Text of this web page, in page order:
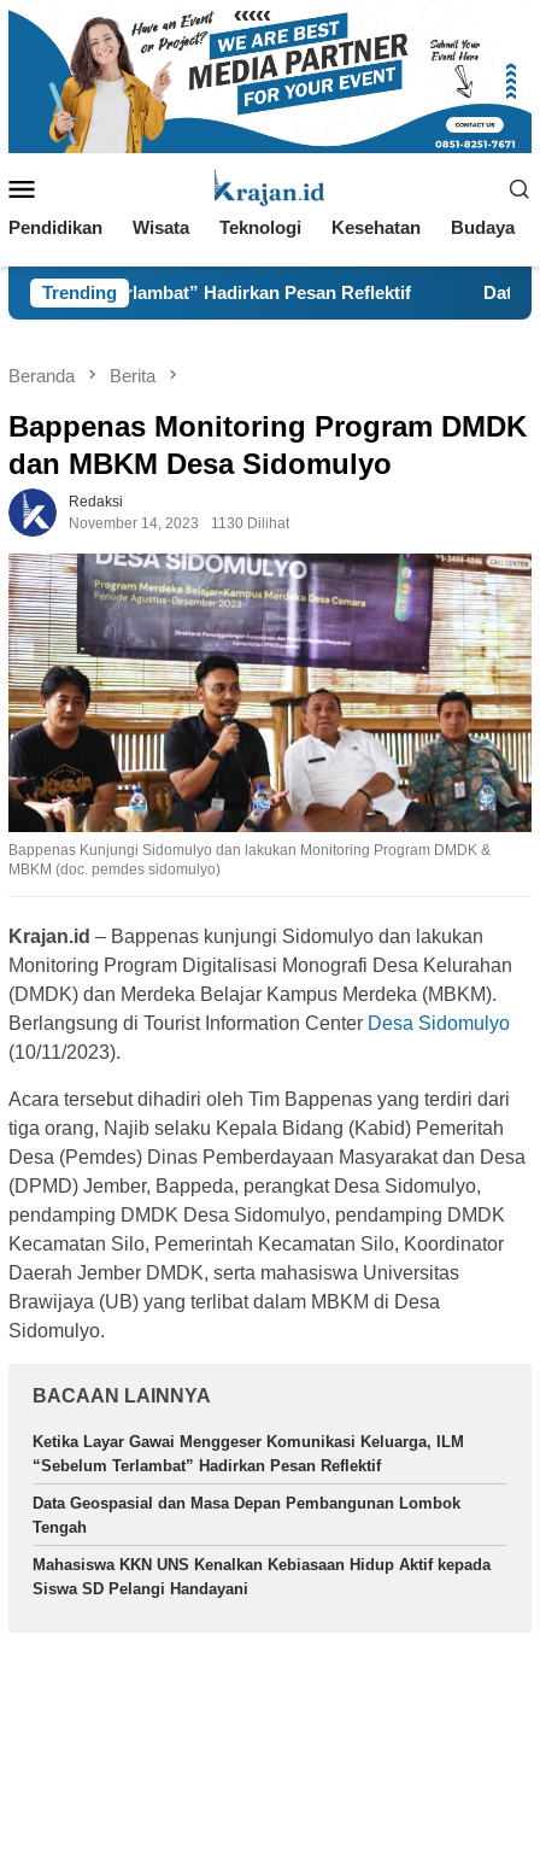
Loncat
Mobile
Pendidikan Wisata Teknologi Kesehatan Budaya
Trending
Hadirkan Pesan Reflektif Data Geospasial dan
Beranda Berita
Bappenas Monitoring Program DMDK
dan MBKM Desa Sidomulyo
Redaksi
November 14, 2023
1130 Dilihat
Bappenas Kunjungi Sidomulyo dan lakukan Monitoring Program DMDK &
MBKM (doc. pemdes sidomulyo)
Krajan.id – Bappenas kunjungi Sidomulyo dan lakukan
Monitoring Program Digitalisasi Monografi Desa Kelurahan
(DMDK) dan Merdeka Belajar Kampus Merdeka (MBKM).
Berlangsung di Tourist Information Center Desa Sidomulyo
(10/11/2023).
Acara tersebut dihadiri oleh Tim Bappenas yang terdiri dari
tiga orang, Najib selaku Kepala Bidang (Kabid) Pemeritah
Desa (Pemdes) Dinas Pemberdayaan Masyarakat dan Desa
(DPMD) Jember, Bappeda, perangkat Desa Sidomulyo,
pendamping DMDK Desa Sidomulyo, pendamping DMDK
Kecamatan Silo, Pemerintah Kecamatan Silo, Koordinator
Daerah Jember DMDK, serta mahasiswa Universitas
Brawijaya (UB) yang terlibat dalam MBKM di Desa
Sidomulyo.
BACAAN LAINNYA
Ketika Layar Gawai Menggeser Komunikasi Keluarga, ILM
“Sebelum Terlambat” Hadirkan Pesan Reflektif
Data Geospasial dan Masa Depan Pembangunan Lombok
Tengah
Mahasiswa KKN UNS Kenalkan Kebiasaan Hidup Aktif kepada
Siswa SD Pelangi Handayani